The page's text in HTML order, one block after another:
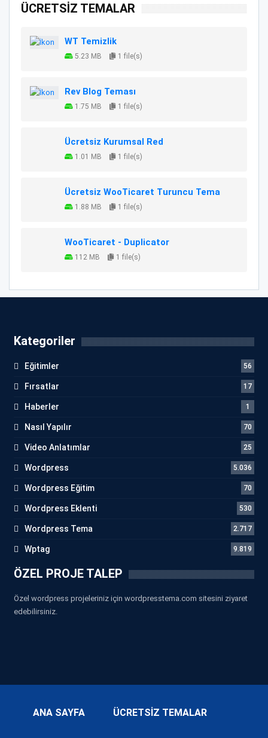
ÜCRETSİZ TEMALAR
WT Temizlik
5.23 MB 1 file(s)
Rev Blog Teması
1.75 MB 1 file(s)
Ücretsiz Kurumsal Red
1.01 MB 1 file(s)
Ücretsiz WooTicaret Turuncu Tema
1.88 MB 1 file(s)
WooTicaret - Duplicator
112 MB 1 file(s)
Kategoriler
Eğitimler 56
Fırsatlar 17
Haberler 1
Nasıl Yapılır 70
Video Anlatımlar 25
Wordpress 5.036
Wordpress Eğitim 70
Wordpress Eklenti 530
Wordpress Tema 2.717
Wptag 9.819
ÖZEL PROJE TALEP
Özel wordpress projeleriniz için wordpresstema.com sitesini ziyaret
edebilirsiniz.
ANA SAYFA ÜCRETSİZ TEMALAR